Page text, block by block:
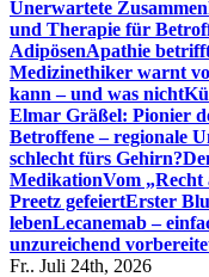
Unerwartete
und Therapie für
AdipösenApathie
Medizinethiker warnt
kann – und was nicht
Elmar Gräßel: Pionier
Betroffene – regionale
schlecht fürs Gehirn?
MedikationVom
Preetz gefeiertErster
lebenLecanemab –
unzureichend
Fr.. Juli 24th, 2026